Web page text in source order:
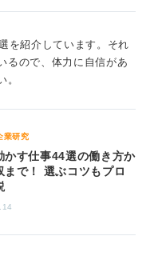
齢と女性比率、安全掲
クすることが挙げられ
を紹介しています。それ
るので、体力に自信があ
。
業研究
かす仕事44選の働き方か
まで！ 選ぶコツもプロ